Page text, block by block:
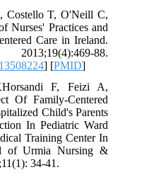
Costello T, O'Neill C,
Nurses' Practices and
Care in Ireland.
88.
] [PMID
F, Feizi A,
Of Family-Centered
Child's Parents
In Pediatric Ward
Training Center In
of Urmia Nursing &
34-41.